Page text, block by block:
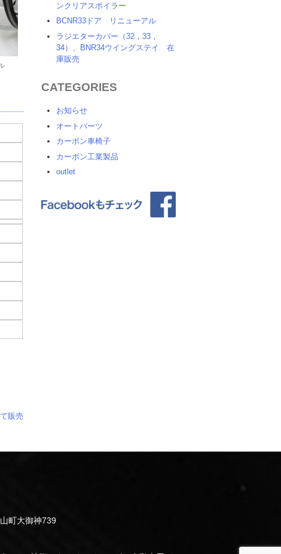
販売
ンクリアスポイラー
BCNR33ドア リニューアル
ラジエターカバー（32，33，
34）、BNR34ウイングステイ 在
庫販売
CATEGORIES
お知らせ
オートパーツ
カーボン車椅子
カーボン工業製品
outlet
町大御神739